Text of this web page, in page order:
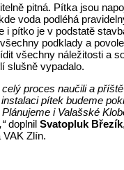
pitná. Pítka jsou
voda podléhá
i pítko je v podstatě
podklady a
všechny náležitosti a
slušně vypadalo.
proces naučili a
pítek budeme
i Valašské
doplnilSvatopluk Březík
VAK Zlín.